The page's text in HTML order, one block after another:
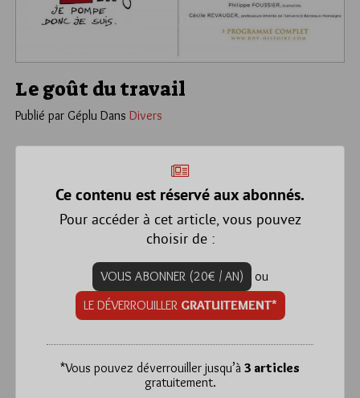
Le goût du travail
Publié par Géplu Dans Divers
Ce contenu est réservé aux abonnés.
Pour accéder à cet article, vous pouvez
choisir de :
VOUS ABONNER (20€ / AN)
ou
LE DÉVERROUILLER GRATUITEMENT*
*Vous pouvez déverrouiller jusqu’à 3 articles
gratuitement.